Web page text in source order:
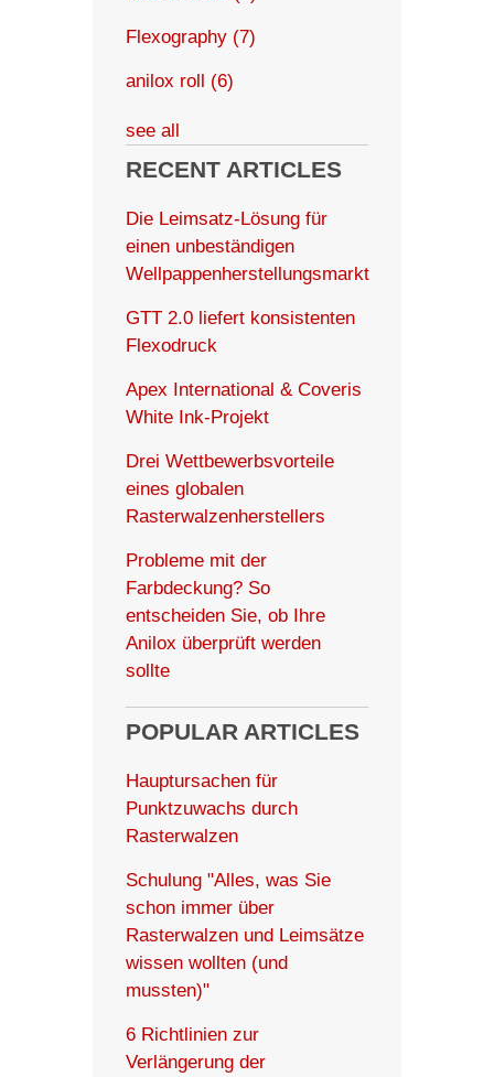
Flexography (7)
anilox roll (6)
see all
RECENT ARTICLES
Die Leimsatz-Lösung für
einen unbeständigen
Wellpappenherstellungsmarkt
GTT 2.0 liefert konsistenten
Flexodruck
Apex International & Coveris
White Ink-Projekt
Drei Wettbewerbsvorteile
eines globalen
Rasterwalzenherstellers
Probleme mit der
Farbdeckung? So
entscheiden Sie, ob Ihre
Anilox überprüft werden
sollte
POPULAR ARTICLES
Hauptursachen für
Punktzuwachs durch
Rasterwalzen
Schulung "Alles, was Sie
schon immer über
Rasterwalzen und Leimsätze
wissen wollten (und
mussten)"
6 Richtlinien zur
Verlängerung der